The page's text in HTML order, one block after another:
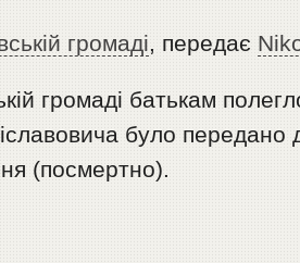
громаді, передає
громаді батькам
було передано
(посмертно).